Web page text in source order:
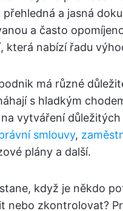
přehledná a jasná
a často
která nabízí řadu
má různé
s hladkým
vytváření
smlouvy,
plány a další.
když je někdo
nebo zkontrolovat?